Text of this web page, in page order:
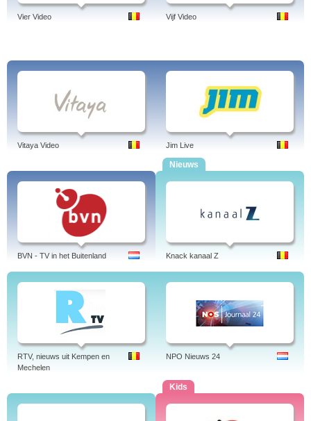
Vier Video Vijf Video
Vitaya Video Jim Live
BVN - TV in het Buitenland
Nieuws
Knack kanaal Z
RTV, nieuws uit Kempen en
Mechelen
NPO Nieuws 24
Kids